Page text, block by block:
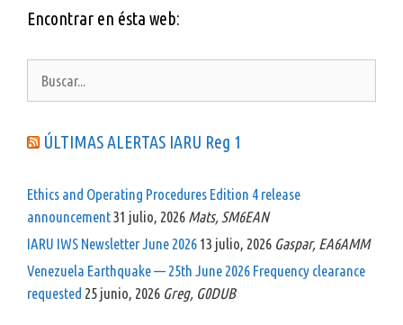
Encontrar en ésta web:
ÚLTIMAS ALERTAS IARU Reg 1
Ethics and Operating Procedures Edition 4 release
announcement31 julio, 2026 Mats, SM6EAN
IARU IWS Newsletter June 2026 13 julio, 2026 Gaspar, EA6AMM
Venezuela Earthquake — 25th June 2026 Frequency clearance
requested 25 junio, 2026 Greg, G0DUB